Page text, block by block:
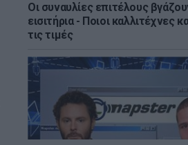
Οι συναυλίες επιτέλους
εισιτήρια - Ποιοι καλλιτέχνες
τις τιμές